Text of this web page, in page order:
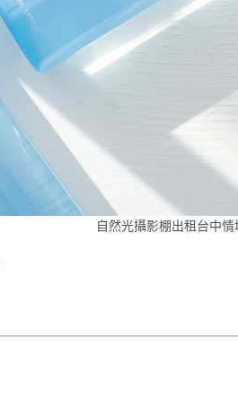
自然光攝影棚出租台中